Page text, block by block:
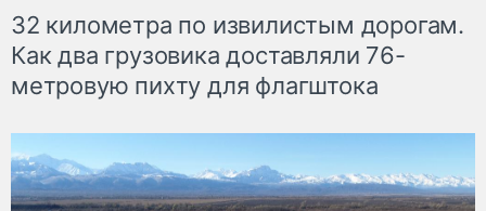
32 километра по извилистым дорогам.
Как два грузовика доставляли 76-
метровую пихту для флагштока